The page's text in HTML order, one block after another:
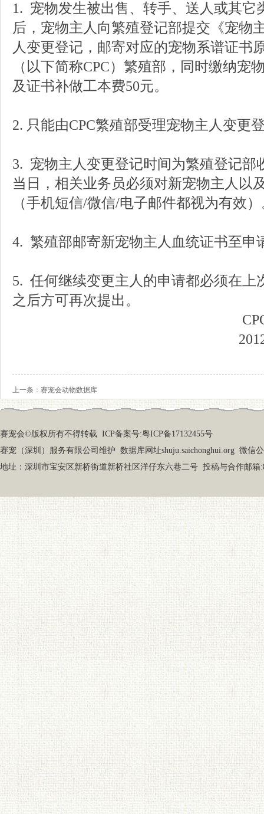
1. 宠物发生被出售、转手、送人或其它
后， 宠物主人向繁殖登记部提交《宠物
人变更登记，邮寄对应的宠物系谱证书
（以下简称CPC） 繁殖部，同时缴纳宠
及证书补做工本费50元。
2. 只能由CPC繁殖部受理宠物主人变更
3. 宠物主人变更登记时间为繁殖登记部
当日， 相关业务员必须对新宠物主人以
（手机短信/微信/电子邮件都视为有效）
4. 繁殖部邮寄新宠物主人血统证书至申
5. 任何继续变更主人的申请都必须在上
之后方可再次提出。
上一条： 赛宠会动物数据库
赛宠会©版权所有不得转载 ICP备案号:粤ICP备17132455号
赛宠（深圳）服务有限公司维护 数据库网址shuju.saichonghui.org 微信公
地址：深圳市宝安区新桥街道新桥社区洋仔东六巷二号 投稿与合作邮箱